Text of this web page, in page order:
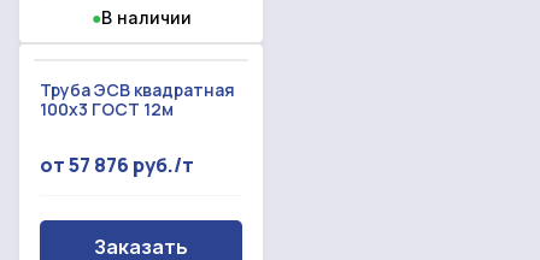
●В наличии
Труба ЭСВ квадратная
100х3 ГОСТ 12м
от 57 876 руб./т
Заказать